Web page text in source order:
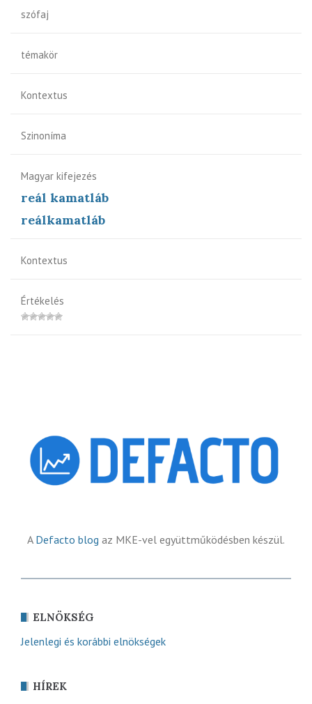
szófaj
témakör
Kontextus
Szinoníma
Magyar kifejezés
reál kamatláb
reálkamatláb
Kontextus
Értékelés
A Defacto blog az MKE-vel együttműködésben készül.
ELNÖKSÉG
Jelenlegi és korábbi elnökségek
HÍREK